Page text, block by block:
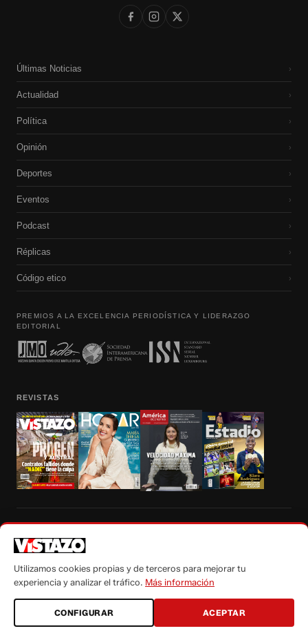
Últimas Noticias ›
Actualidad ›
Política ›
Opinión ›
Deportes ›
Eventos ›
Podcast ›
Réplicas ›
Código etico ›
PREMIOS A LA EXCELENCIA PERIODÍSTICA Y LIDERAZGO
EDITORIAL
REVISTAS
autorización escrita de su titular, de todos los contenidos de Vistazo.com.
Utilizamos cookies propias y de terceros para mejorar tu
experiencia y analizar el tráfico. Más información
CONFIGURAR ACEPTAR